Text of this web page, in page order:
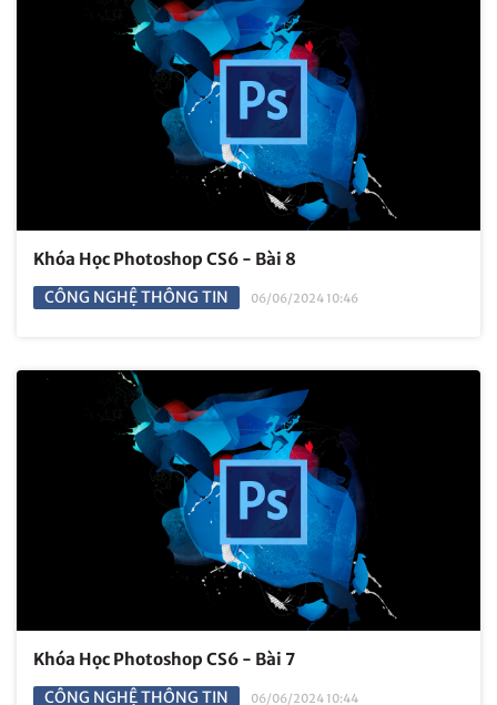
Khóa Học Photoshop CS6 - Bài 8
CÔNG NGHỆ THÔNG TIN 06/06/2024 10:46
Khóa Học Photoshop CS6 - Bài 7
CÔNG NGHỆ THÔNG TIN 06/06/2024 10:44